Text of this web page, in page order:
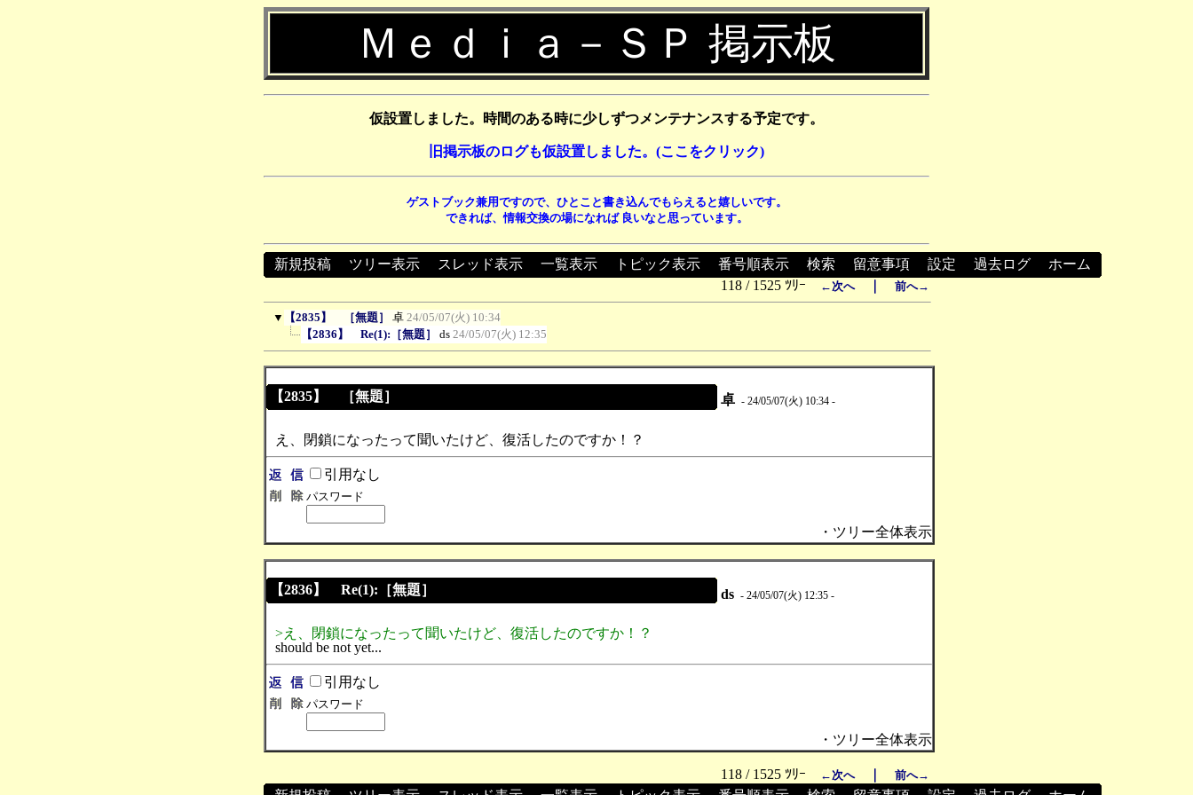
Ｍｅｄｉａ－ＳＰ 掲示板
仮設置しました。時間のある時に少しずつメンテナンスする予定です。
旧掲示板のログも仮設置しました。(ここをクリック)
ゲストブック兼用ですので、ひとこと書き込んでもらえると嬉しいです。
できれば、情報交換の場になれば 良いなと思っています。
新規投稿 ツリー表示 スレッド表示 一覧表示 トピック表示 番号順表示 検索 留意事項 設定 過去ログ
ホーム
118 / 1525 ﾂﾘｰ
←次へ｜ 前へ→
▼ 【2835】 ［無題］ 卓 24/05/07(火) 10:34
【2836】 Re(1):［無題］
ds 24/05/07(火) 12:35
【2835】 ［無題］ 卓 - 24/05/07(火) 10:34 -
え、閉鎖になったって聞いたけど、復活したのですか！？
引用なし
パスワード
・ツリー全体表示
【2836】 Re(1):［無題］ ds - 24/05/07(火) 12:35 -
>え、閉鎖になったって聞いたけど、復活したのですか！？
should be not yet...
引用なし
パスワード
・ツリー全体表示
118 / 1525 ﾂﾘｰ ←次へ｜ 前へ→